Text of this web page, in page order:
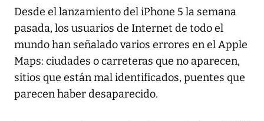
Desde el lanzamiento del iPhone 5 la semana
pasada, los usuarios de Internet de todo el
mundo han señalado varios errores en el Apple
Maps: ciudades o carreteras que no aparecen,
sitios que están mal identificados, puentes que
parecen haber desaparecido.